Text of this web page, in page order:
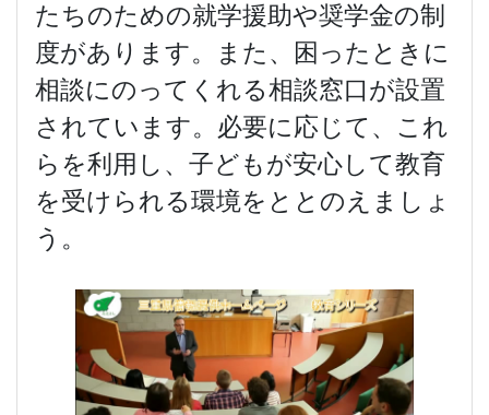
たちのための就学援助や奨学金の制
度があります。また、困ったときに
相談にのってくれる相談窓口が設置
されています。必要に応じて、これ
らを利用し、子どもが安心して教育
を受けられる環境をととのえましょ
う。